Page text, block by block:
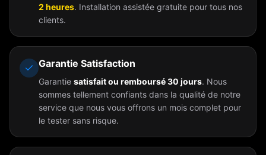
2 heures. Installation assistée gratuite pour tous nos
clients.
Garantie Satisfaction
Garantie satisfait ou remboursé 30 jours. Nous
sommes tellement confiants dans la qualité de notre
service que nous vous offrons un mois complet pour
le tester sans risque.